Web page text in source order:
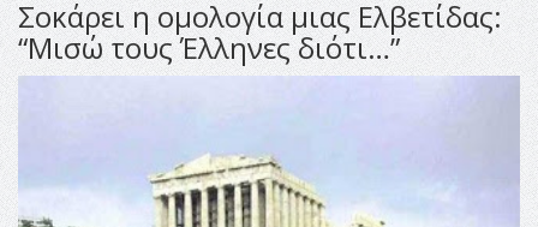
Σοκάρει η ομολογία μιας Ελβετίδας:
“Μισώ τους Έλληνες διότι…”